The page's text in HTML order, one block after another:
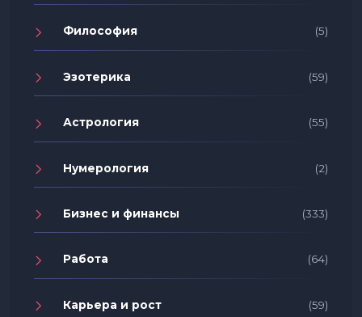
Философия (5)
Эзотерика (59)
Астрология (55)
Нумерология (2)
Бизнес и финансы (333)
Работа (64)
Карьера и рост (59)